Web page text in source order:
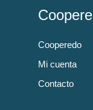
Cooperedo
Mi cuenta
Contacto